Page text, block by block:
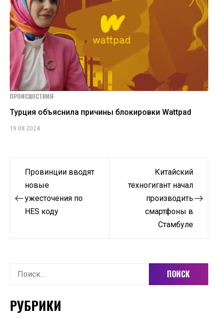
ПРОИСШЕСТВИЯ
Турция объяснила причины блокировки Wattpad
19.08.2024
Навигация
записям
Провинции вводят
новые
ужесточения по
HES коду
Китайский
техногигант начал
производить
смартфоны в
Стамбуле
Найти:
РУБРИКИ